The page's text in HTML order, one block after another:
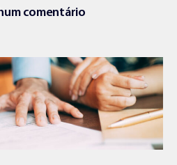
comentário